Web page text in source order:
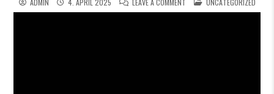
ADMIN 4. APRIL 2025 LEAVE A COMMENT UNCATEGORIZED